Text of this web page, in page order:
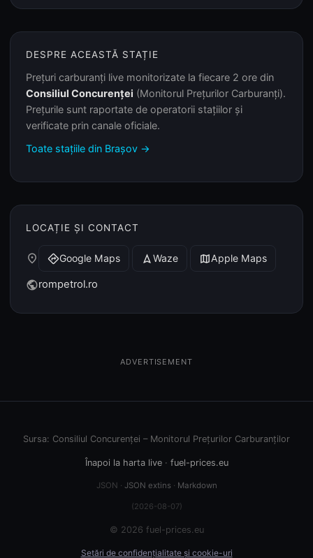
DESPRE ACEASTĂ STAȚIE
Prețuri carburanți live monitorizate la fiecare 2 ore din
Consiliul Concurenței (Monitorul Prețurilor Carburanți).
Prețurile sunt raportate de operatorii stațiilor și
verificate prin canale oficiale.
Toate stațiile din Brașov →
LOCAȚIE ȘI CONTACT
place directionsGoogle Maps navigation Waze mapApple Maps
publicrompetrol.ro
ADVERTISEMENT
Sursa: Consiliul Concurenței – Monitorul Prețurilor Carburanților
Înapoi la harta live· fuel-prices.eu
JSON · JSON extins· Markdown
(2026-08-07)
© 2026 fuel-prices.eu
Setări de confidențialitate și cookie-uri